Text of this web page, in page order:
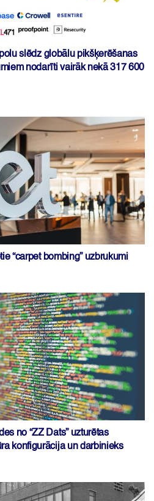
slēdz globālu pikšķerēšanas
nodarīti vairāk nekā 317 600
“carpet bombing” uzbrukumi
no “ZZ Dats” uzturētas
konfigurācija un darbinieks